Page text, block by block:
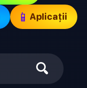
📱 Aplicații